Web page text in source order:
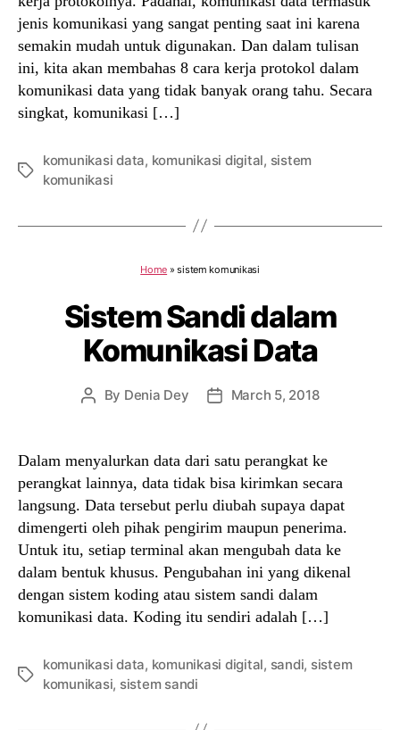
jenis komunikasi yang sangat penting saat ini karena
semakin mudah untuk digunakan. Dan dalam tulisan
ini, kita akan membahas 8 cara kerja protokol dalam
komunikasi data yang tidak banyak orang tahu. Secara
singkat, komunikasi […]
Tags
komunikasi data, komunikasi digital, sistem
komunikasi
Home »sistem komunikasi
Sistem Sandi dalam
Komunikasi Data
Post
By Denia Dey
PostMarch 5, 2018
Dalam menyalurkan data dari satu perangkat ke
perangkat lainnya, data tidak bisa kirimkan secara
langsung. Data tersebut perlu diubah supaya dapat
dimengerti oleh pihak pengirim maupun penerima.
Untuk itu, setiap terminal akan mengubah data ke
dalam bentuk khusus. Pengubahan ini yang dikenal
dengan sistem koding atau sistem sandi dalam
komunikasi data. Koding itu sendiri adalah […]
Tags
komunikasi data, komunikasi digital, sandi, sistem
komunikasi, sistem sandi